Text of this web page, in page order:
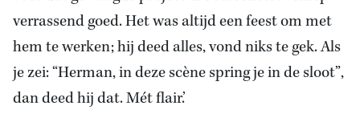
verrassend goed. Het was altijd een feest om met
hem te werken; hij deed alles, vond niks te gek. Als
je zei: “Herman, in deze scène spring je in de sloot”,
dan deed hij dat. Mét flair.’